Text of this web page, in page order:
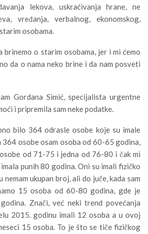
lekova, uskraćivanja hrane, ne
vređanja, verbalnog, ekonomskog,
osobama.
brinemo o starim osobama, jer i mi ćemo
da o nama neko brine i da nam posveti
Gordana Simić, specijalista urgentne
i pripremila sam neke podatke.
bilo 364 odrasle osobe koje su imale
osobe osam osoba od 60-65 godina,
od 71-75 i jedna od 76-80 i čak mi
punih 80 godina. Oni su imali fizičko
ukupan broj, ali do juče, kada sam
15 osoba od 60-80 godina, gde je
Znači, već neki trend povećanja
2015. godinu imali 12 osoba a u ovoj
15 osoba. To je što se tiče fizičkog